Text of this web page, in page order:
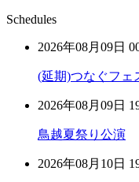
Schedules
2026年08月09日
(延期)つなぐフェ
2026年08月09日
鳥越夏祭り公演
2026年08月10日